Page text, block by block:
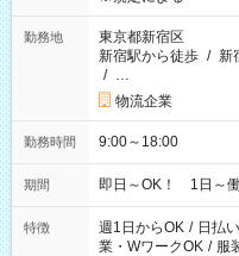
勤務地
東京都新宿区
新宿駅から徒歩 / 新
/ …
物流企業
勤務時間 9:00～18:00
期間 即日～OK！ 1日～働
特徴 週1日からOK / 日払
業・WワークOK / 服